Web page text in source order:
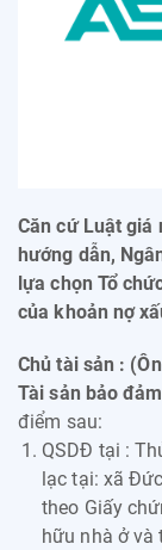
Căn cứ Luật giá
hướng dẫn,
lựa chọn Tổ
của khoản nợ
Chủ tài sản :
Tài sản bảo
điểm sau:
QSDĐ tại :
lạc tại: xã
theo Giấy
hữu nhà ở và